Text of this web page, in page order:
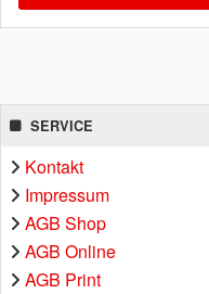
SERVICE
Kontakt
Impressum
AGB Shop
AGB Online
AGB Print